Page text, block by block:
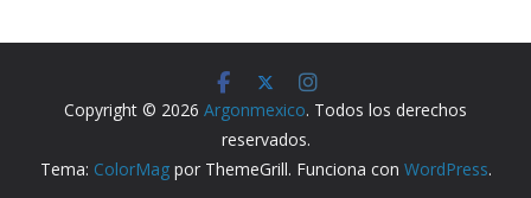
Copyright © 2026 Argonmexico. Todos los derechos
reservados.
Tema: ColorMagpor ThemeGrill. Funciona con WordPress.